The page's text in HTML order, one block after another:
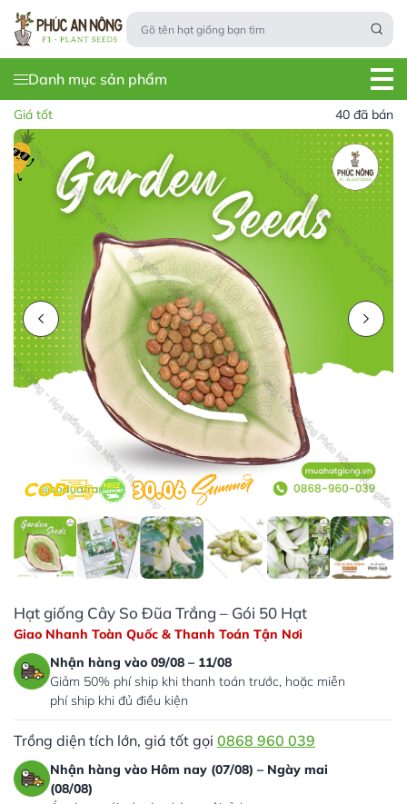
Danh mục sản phẩm
Giá tốt 40 đã bán
Hạt giống Cây So Đũa Trắng – Gói 50 Hạt
Giao Nhanh Toàn Quốc & Thanh Toán Tận Nơi
Nhận hàng vào 09/08 – 11/08
Giảm 50% phí ship khi thanh toán trước, hoặc miễn
phí ship khi đủ điều kiện
Trồng diện tích lớn, giá tốt gọi 0868 960 039
Nhận hàng vào Hôm nay (07/08) – Ngày mai
(08/08)